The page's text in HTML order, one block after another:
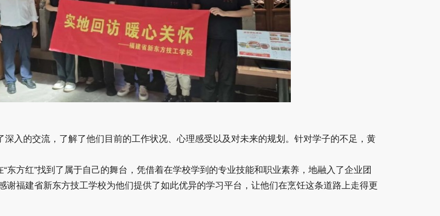
深入的交流，了解了他们目前的工作状况、心理感受以及对未来的规划。针对学子的不足，黄
方红”找到了属于自己的舞台，凭借着在学校学到的专业技能和职业素养，地融入了企业团
谢福建省新东方技工学校为他们提供了如此优异的学习平台，让他们在烹饪这条道路上走得更